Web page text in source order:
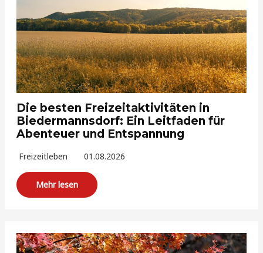
Die besten Freizeitaktivitäten in
Biedermannsdorf: Ein Leitfaden für
Abenteuer und Entspannung
Freizeitleben 01.08.2026
Mehr lesen